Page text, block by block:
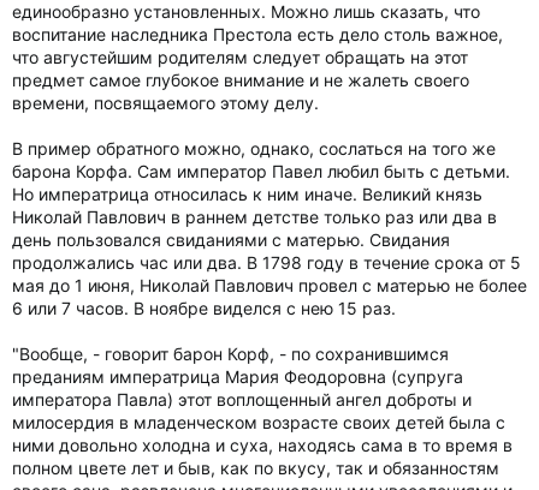
единообразно установленных. Можно лишь сказать, что
воспитание наследника Престола есть дело столь важное,
что августейшим родителям следует обращать на этот
предмет самое глубокое внимание и не жалеть своего
времени, посвящаемого этому делу.
В пример обратного можно, однако, сослаться на того же
барона Корфа. Сам император Павел любил быть с детьми.
Но императрица относилась к ним иначе. Великий князь
Николай Павлович в раннем детстве только раз или два в
день пользовался свиданиями с матерью. Свидания
продолжались час или два. В 1798 году в течение срока от 5
мая до 1 июня, Николай Павлович провел с матерью не более
6 или 7 часов. В ноябре виделся с нею 15 раз.
"Вообще, - говорит барон Корф, - по сохранившимся
преданиям императрица Мария Феодоровна (супруга
императора Павла) этот воплощенный ангел доброты и
милосердия в младенческом возрасте своих детей была с
ними довольно холодна и суха, находясь сама в то время в
полном цвете лет и быв, как по вкусу, так и обязанностям